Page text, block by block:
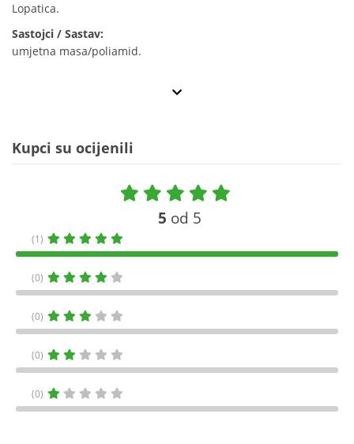
Lopatica.
Sastojci / Sastav:
umjetna masa/poliamid.
Kupci su ocijenili
5 od 5
(1)
(0)
(0)
(0)
(0)